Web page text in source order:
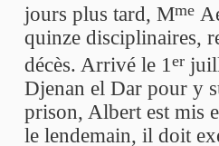
jours plus tard, Mme
quinze disciplinaires,
décès. Arrivé le 1er
Djenan el Dar pour y
prison, Albert est mis
le lendemain, il doit